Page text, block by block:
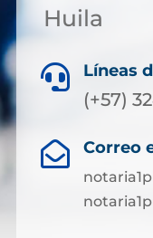
Huila
 Líneas
(+57)
 Correo